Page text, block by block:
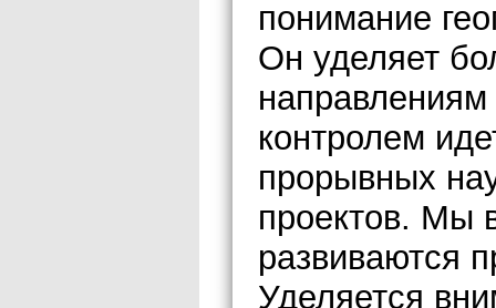
понимание
Он уделяет
контролем
прорывных
проектов. Мы
развиваются
Уделяется